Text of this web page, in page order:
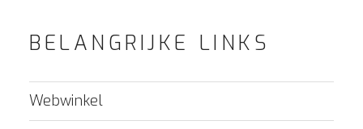
BELANGRIJKE LINKS
Webwinkel